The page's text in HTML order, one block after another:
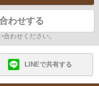
わせする
わせください。
LINEで共有する